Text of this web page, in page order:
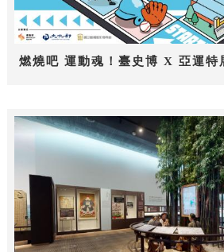
燃燒吧 運動魂！臺史博 X 亞運特